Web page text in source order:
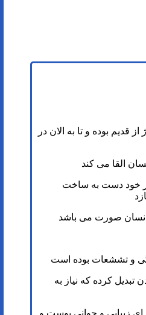
قدیم بوده و تا به الان در
القا می کند
خود دست به ساخت
صورت می باشد
و تششعات بوده است
کرده که نیاز به
زیبایی و جوانی پوست و